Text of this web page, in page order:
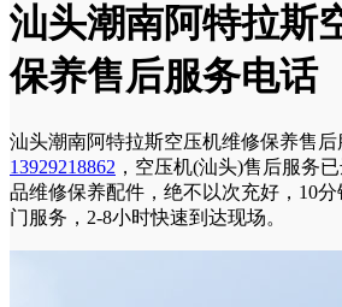
汕头潮南阿特拉斯
保养售后服务电话
汕头潮南阿特拉斯空压机维修保养售后
13929218862 ，空压机(汕头)售后服务
品维修保养配件，绝不以次充好，10
门服务，2-8小时快速到达现场。